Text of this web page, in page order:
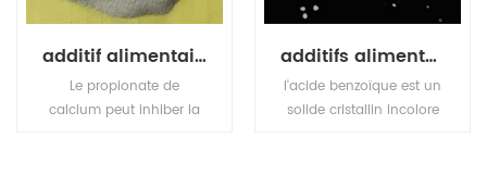
soluble in acetone,
additif alimentaire conservateur propionate de calcium
Le propionate de
calcium peut inhiber la
additifs alimentaires conservateur acide benzoïque
l'acide benzoïque est un
solide cristallin incolore